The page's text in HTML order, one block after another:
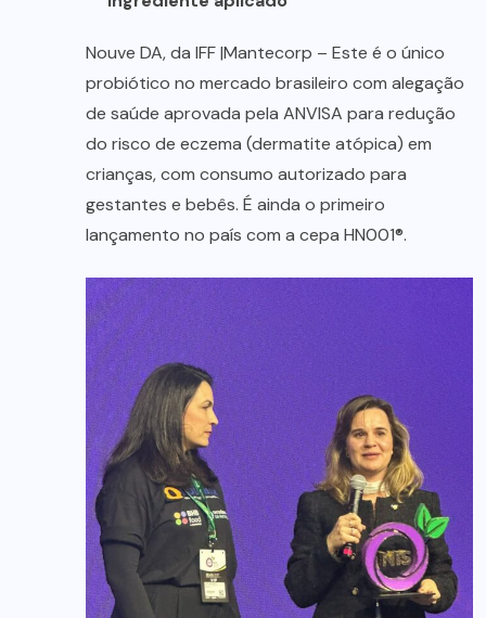
Nouve DA, da IFF |Mantecorp – Este é o único
probiótico no mercado brasileiro com alegação
de saúde aprovada pela ANVISA para redução
do risco de eczema (dermatite atópica) em
crianças, com consumo autorizado para
gestantes e bebês. É ainda o primeiro
lançamento no país com a cepa HN001®.